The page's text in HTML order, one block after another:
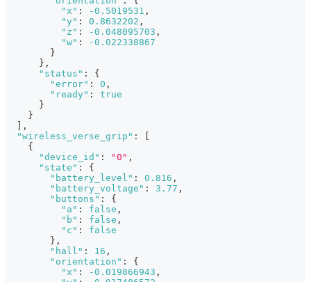
"x" : -0.5019531 ,
"y" : 0.8632202 ,
"z" : -0.048095703 ,
"w" :
-0.022338867
}
} ,
"status" :
{
"error" : 0 ,
"ready" :
true
}
}
] ,
"wireless_verse_grip" :
[
{
"device_id" : "0" ,
"state" :
{
"battery_level" : 0.816 ,
"battery_voltage" : 3.77 ,
"buttons" :
{
"a" : false ,
"b" : false ,
"c" :
false
} ,
"hall" : 16 ,
"orientation" :
{
"x" : -0.019866943 ,